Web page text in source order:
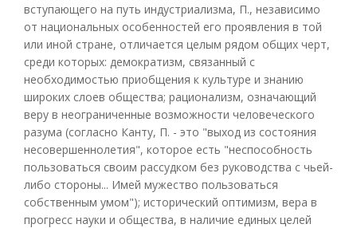
вступающего на путь индустриализма, П., независимо
от национальных особенностей его проявления в той
или иной стране, отличается целым рядом общих черт,
среди которых: демократизм, связанный с
необходимостью приобщения к культуре и знанию
широких слоев общества; рационализм, означающий
веру в неограниченные возможности человеческого
разума (согласно Канту, П. - это "выход из состояния
несовершеннолетия", которое есть "неспособность
пользоваться своим рассудком без руководства с чьей-
либо стороны... Имей мужество пользоваться
собственным умом"); исторический оптимизм, вера в
прогресс науки и общества, в наличие единых целей